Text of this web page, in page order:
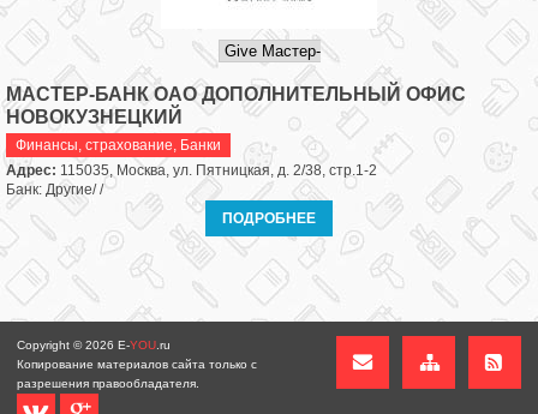
МАСТЕР-БАНК ОАО ДОПОЛНИТЕЛЬНЫЙ ОФИС
НОВОКУЗНЕЦКИЙ
Финансы, страхование, Банки
Адрес: 115035, Москва, ул. Пятницкая, д. 2/38, стр.1-2
Банк: Другие/ /
ПОДРОБНЕЕ
Copyright © 2026 E-YOU .ru
Копирование материалов сайта только с
разрешения правообладателя.